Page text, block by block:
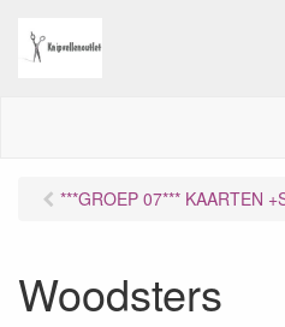
***GROEP 07*** KAARTEN
Woodsters